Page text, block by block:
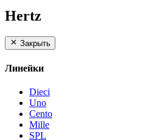
Hertz
Закрыть
Линейки
Dieci
Uno
Cento
Mille
SPL